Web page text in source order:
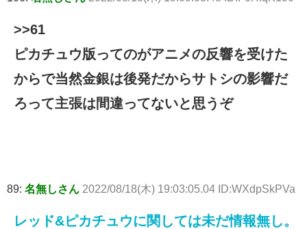
>>61
ピカチュウ版ってのがアニメの反響を受けた
からで当然金銀は後発だからサトシの影響だ
ろって主張は間違ってないと思うぞ
89: 名無しさん 2022/08/18(木) 19:03:05.04 ID:WXdpSkPVa
レッド&ピカチュウに関しては未だ情報無し。